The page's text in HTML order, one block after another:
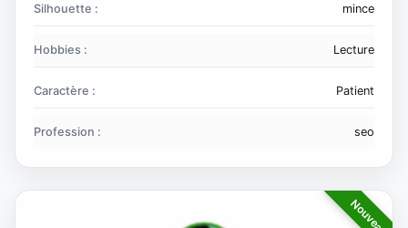
Silhouette : mince
Hobbies : Lecture
Caractère : Patient
Profession : seo